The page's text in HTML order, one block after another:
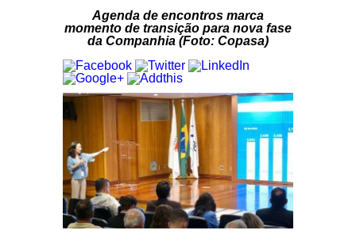
Agenda de encontros marca
momento de transição para nova fase
da Companhia (Foto: Copasa)